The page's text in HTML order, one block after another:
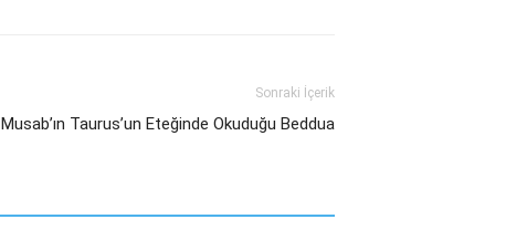
Sonraki İçerik
Musab’ın Taurus’un Eteğinde Okuduğu Beddua